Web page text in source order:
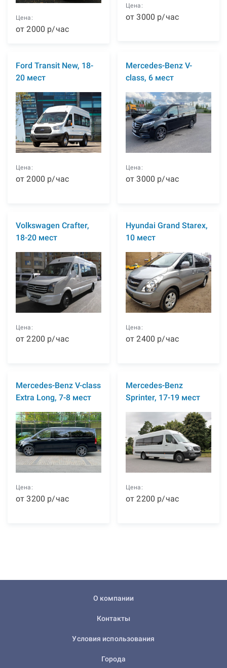
Цена:
от2000 р/час
Цена:
от3000 р/час
Ford Transit New, 18-
20 мест
Цена:
от2000 р/час
Mercedes-Benz V-
class, 6 мест
Цена:
от3000 р/час
Volkswagen Crafter,
18-20 мест
Цена:
от2200 р/час
Hyundai Grand Starex,
10 мест
Цена:
от2400 р/час
Mercedes-Benz V-class
Extra Long, 7-8 мест
Цена:
от3200 р/час
Mercedes-Benz
Sprinter, 17-19 мест
Цена:
от2200 р/час
О компании
Контакты
Условия использования
Города